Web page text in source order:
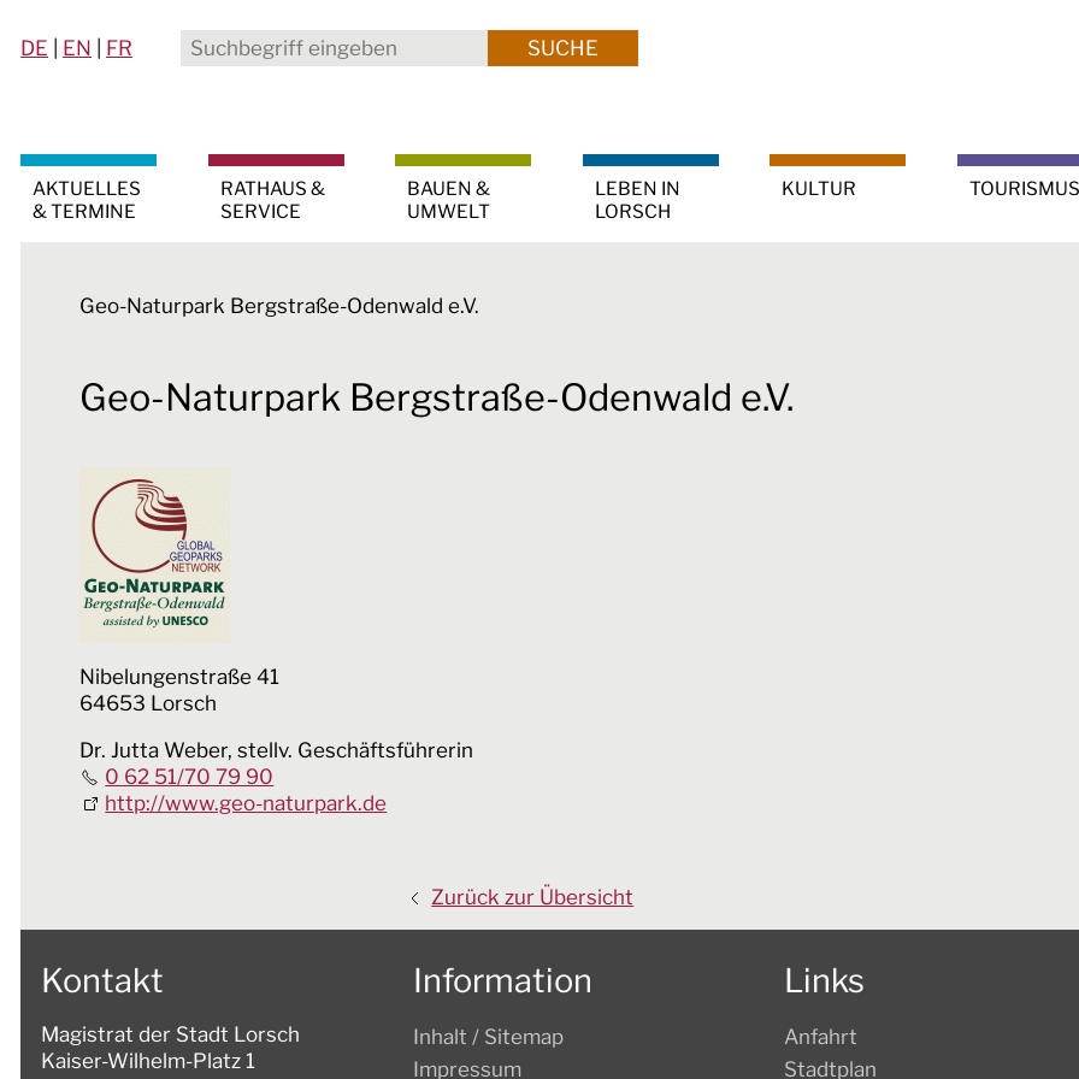
DE EN FR SUCHE
AKTUELLES
& TERMINE
RATHAUS &
SERVICE
BAUEN &
UMWELT
LEBEN IN
LORSCH
KULTUR TOURISMUS
Geo-Naturpark Bergstraße-Odenwald e.V.
Geo-Naturpark Bergstraße-Odenwald e.V.
Nibelungenstraße 41
64653 Lorsch
Dr. Jutta Weber, stellv. Geschäftsführerin
0 62 51/70 79 90
http://www.geo-naturpark.de
Zurück zur Übersicht
Kontakt
Magistrat der Stadt Lorsch
Kaiser-Wilhelm-Platz 1
Information
Inhalt / Sitemap
Impressum
Links
Anfahrt
Stadtplan